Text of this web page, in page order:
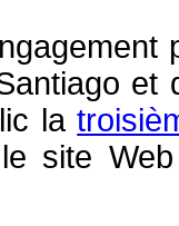
la
site Web